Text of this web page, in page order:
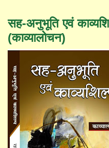
सह-अनुभूति एवं
(काव्यालोचन)